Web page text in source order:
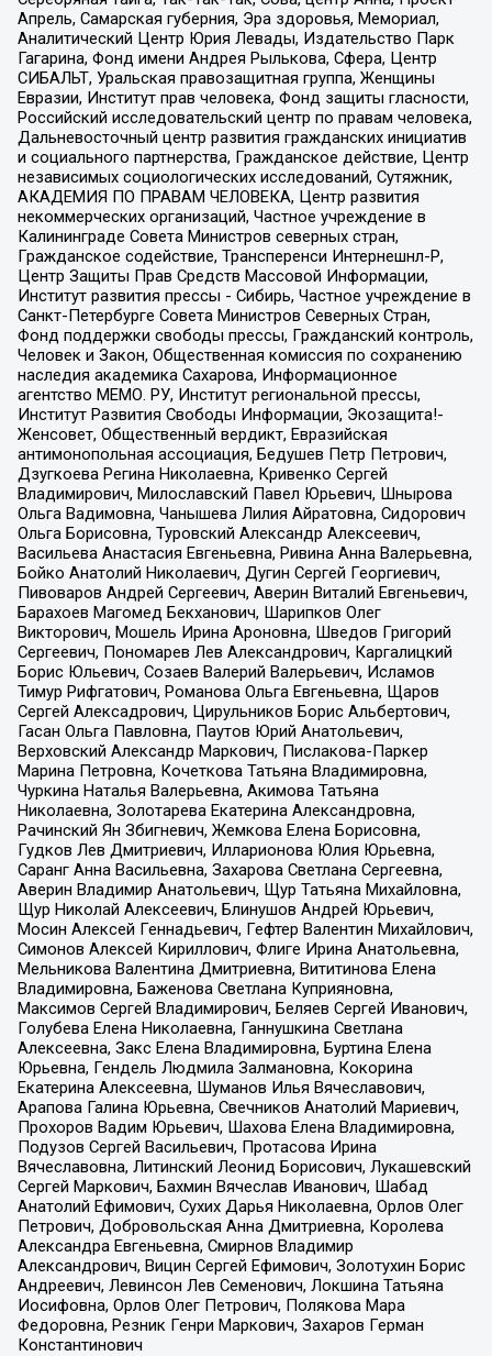
Апрель, Самарская губерния, Эра здоровья, Мемориал,
Аналитический Центр Юрия Левады, Издательство Парк
Гагарина, Фонд имени Андрея Рылькова, Сфера, Центр
СИБАЛЬТ, Уральская правозащитная группа, Женщины
Евразии, Институт прав человека, Фонд защиты гласности,
Российский исследовательский центр по правам человека,
Дальневосточный центр развития гражданских инициатив
и социального партнерства, Гражданское действие, Центр
независимых социологических исследований, Сутяжник,
АКАДЕМИЯ ПО ПРАВАМ ЧЕЛОВЕКА, Центр развития
некоммерческих организаций, Частное учреждение в
Калининграде Совета Министров северных стран,
Гражданское содействие, Трансперенси Интернешнл-Р,
Центр Защиты Прав Средств Массовой Информации,
Институт развития прессы - Сибирь, Частное учреждение в
Санкт-Петербурге Совета Министров Северных Стран,
Фонд поддержки свободы прессы, Гражданский контроль,
Человек и Закон, Общественная комиссия по сохранению
наследия академика Сахарова, Информационное
агентство МЕМО. РУ, Институт региональной прессы,
Институт Развития Свободы Информации, Экозащита!-
Женсовет, Общественный вердикт, Евразийская
антимонопольная ассоциация, Бедушев Петр Петрович,
Дзугкоева Регина Николаевна, Кривенко Сергей
Владимирович, Милославский Павел Юрьевич, Шнырова
Ольга Вадимовна, Чанышева Лилия Айратовна, Сидорович
Ольга Борисовна, Туровский Александр Алексеевич,
Васильева Анастасия Евгеньевна, Ривина Анна Валерьевна,
Бойко Анатолий Николаевич, Дугин Сергей Георгиевич,
Пивоваров Андрей Сергеевич, Аверин Виталий Евгеньевич,
Барахоев Магомед Бекханович, Шарипков Олег
Викторович, Мошель Ирина Ароновна, Шведов Григорий
Сергеевич, Пономарев Лев Александрович, Каргалицкий
Борис Юльевич, Созаев Валерий Валерьевич, Исламов
Тимур Рифгатович, Романова Ольга Евгеньевна, Щаров
Сергей Алексадрович, Цирульников Борис Альбертович,
Гасан Ольга Павловна, Паутов Юрий Анатольевич,
Верховский Александр Маркович, Пислакова-Паркер
Марина Петровна, Кочеткова Татьяна Владимировна,
Чуркина Наталья Валерьевна, Акимова Татьяна
Николаевна, Золотарева Екатерина Александровна,
Рачинский Ян Збигневич, Жемкова Елена Борисовна,
Гудков Лев Дмитриевич, Илларионова Юлия Юрьевна,
Саранг Анна Васильевна, Захарова Светлана Сергеевна,
Аверин Владимир Анатольевич, Щур Татьяна Михайловна,
Щур Николай Алексеевич, Блинушов Андрей Юрьевич,
Мосин Алексей Геннадьевич, Гефтер Валентин Михайлович,
Симонов Алексей Кириллович, Флиге Ирина Анатольевна,
Мельникова Валентина Дмитриевна, Вититинова Елена
Владимировна, Баженова Светлана Куприяновна,
Максимов Сергей Владимирович, Беляев Сергей Иванович,
Голубева Елена Николаевна, Ганнушкина Светлана
Алексеевна, Закс Елена Владимировна, Буртина Елена
Юрьевна, Гендель Людмила Залмановна, Кокорина
Екатерина Алексеевна, Шуманов Илья Вячеславович,
Арапова Галина Юрьевна, Свечников Анатолий Мариевич,
Прохоров Вадим Юрьевич, Шахова Елена Владимировна,
Подузов Сергей Васильевич, Протасова Ирина
Вячеславовна, Литинский Леонид Борисович, Лукашевский
Сергей Маркович, Бахмин Вячеслав Иванович, Шабад
Анатолий Ефимович, Сухих Дарья Николаевна, Орлов Олег
Петрович, Добровольская Анна Дмитриевна, Королева
Александра Евгеньевна, Смирнов Владимир
Александрович, Вицин Сергей Ефимович, Золотухин Борис
Андреевич, Левинсон Лев Семенович, Локшина Татьяна
Иосифовна, Орлов Олег Петрович, Полякова Мара
Федоровна, Резник Генри Маркович, Захаров Герман
Константинович